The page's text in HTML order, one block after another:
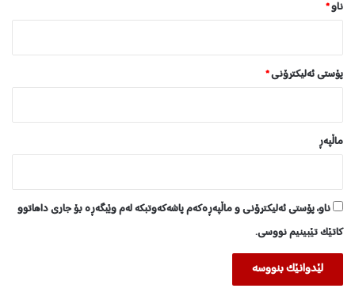
ناو*
پۆستی ئەلیکترۆنی*
ماڵپه‌ڕ
ناو، پۆستی ئەلیکترۆنی و ماڵپەڕەکەم پاشەکەوتبکە لەم وێبگەڕە بۆ جاری داهاتوو
کاتێک تێبینیم نووسی.